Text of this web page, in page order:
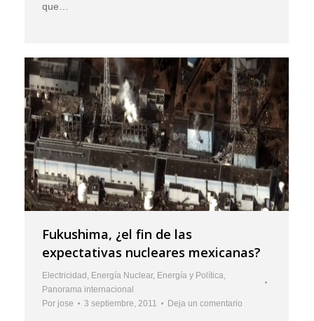
que…
Fukushima, ¿el fin de las
expectativas nucleares mexicanas?
Electricidad , Energía Nuclear, Energía y Política,
Panorama internacional
Por jose 3 septiembre, 2011 Deja un comentario